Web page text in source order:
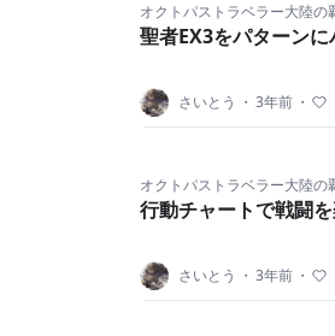
オクトパストラベラー大陸の
聖者EX3をパターン
さいとう ・ 3年前 ・
オクトパストラベラー大陸の
行動チャートで戦闘
さいとう ・ 3年前 ・